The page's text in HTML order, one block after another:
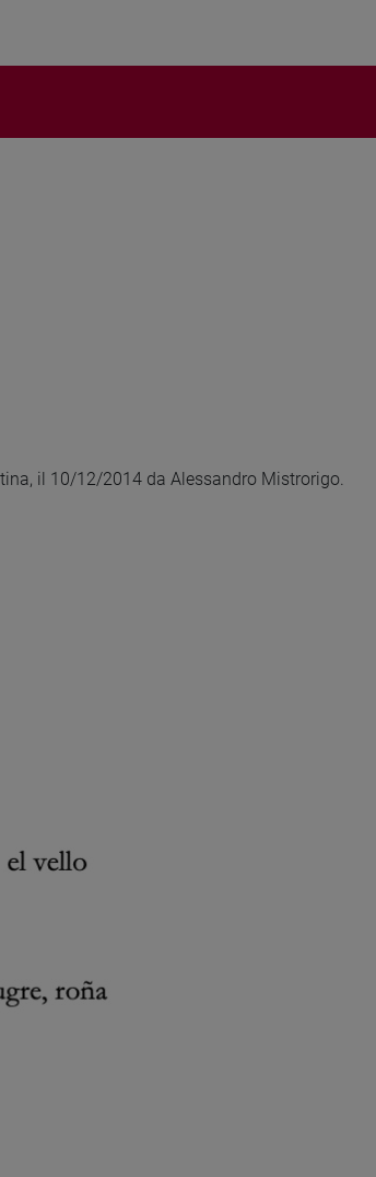
il 10/12/2014 da Alessandro Mistrorigo.